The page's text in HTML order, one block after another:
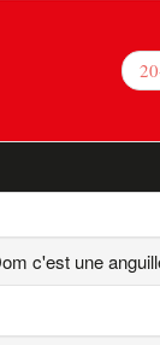
c'est une